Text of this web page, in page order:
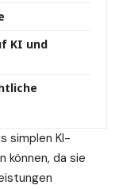
KI und
simplen KI-
können, da sie